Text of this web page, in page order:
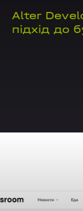
Alter
підхід до